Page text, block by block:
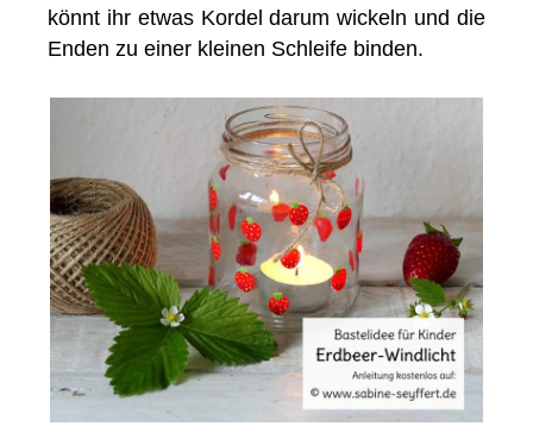
könnt ihr etwas Kordel darum wickeln und die
Enden zu einer kleinen Schleife binden.